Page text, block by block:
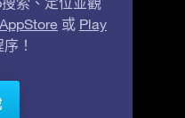
AppStore 或 Play
！